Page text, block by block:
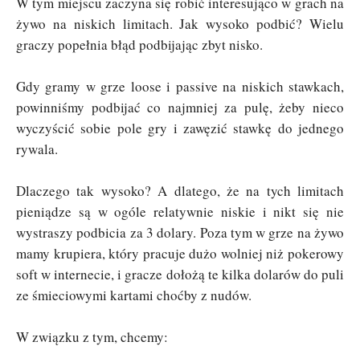
żywo na niskich limitach. Jak wysoko podbić? Wielu
graczy popełnia błąd podbijając zbyt nisko.
Gdy gramy w grze loose i passive na niskich stawkach,
powinniśmy podbijać co najmniej za pulę, żeby nieco
wyczyścić sobie pole gry i zawęzić stawkę do jednego
rywala.
Dlaczego tak wysoko? A dlatego, że na tych limitach
pieniądze są w ogóle relatywnie niskie i nikt się nie
wystraszy podbicia za 3 dolary. Poza tym w grze na żywo
mamy krupiera, który pracuje dużo wolniej niż pokerowy
soft w internecie, i gracze dołożą te kilka dolarów do puli
ze śmieciowymi kartami choćby z nudów.
W związku z tym, chcemy: